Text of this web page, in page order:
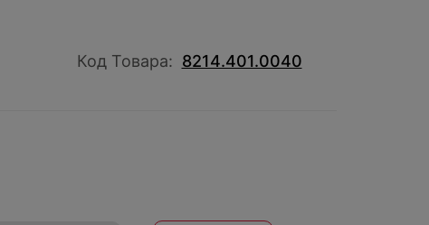
Код Товара: 8214.401.0040